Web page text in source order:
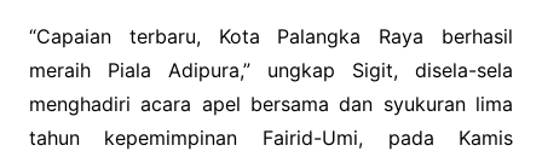
“Capaian terbaru, Kota Palangka Raya berhasil
meraih Piala Adipura,” ungkap Sigit, disela-sela
menghadiri acara apel bersama dan syukuran lima
tahun kepemimpinan Fairid-Umi, pada Kamis